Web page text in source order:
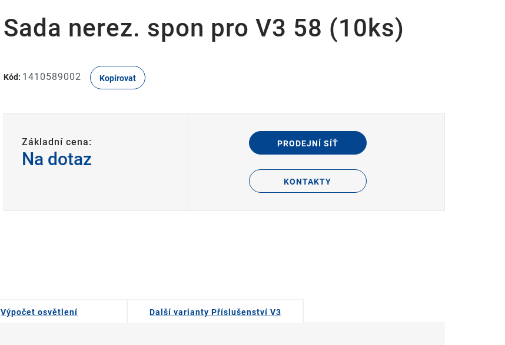
Sada nerez. spon pro V3 58 (10ks)
Kód: 1410589002 Kopírovat
Základní cena:
Na dotaz
PRODEJNÍ SÍŤ
KONTAKTY
Výpočet osvětlení Další varianty Příslušenství V3